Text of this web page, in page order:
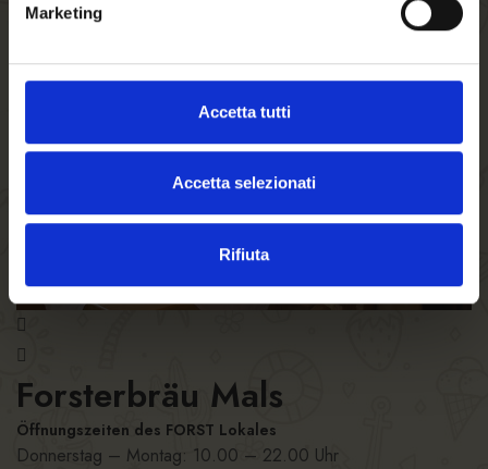
Marketing
Accetta tutti
Accetta selezionati
Rifiuta
Forsterbräu Mals
Öffnungszeiten des FORST Lokales
Donnerstag – Montag: 10.00 – 22.00 Uhr